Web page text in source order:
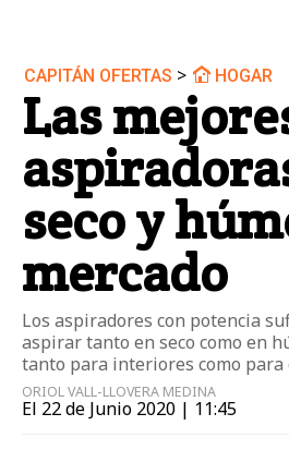
CAPITÁN OFERTAS > HOGAR
Las
seco y
mercado
Los aspiradores con potencia
aspirar tanto en seco como en
tanto para interiores como para
ORIOL VALL-LLOVERA MEDINA
El 22 de Junio 2020 | 11:45